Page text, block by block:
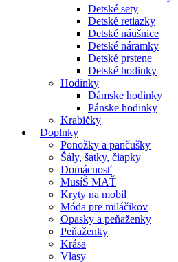
Detské sety
Detské retiazky
Detské náušnice
Detské náramky
Detské prstene
Detské hodinky
Hodinky
Dámske hodinky
Pánske hodinky
Krabičky
Doplnky
Ponožky a pančušky
Šály, šatky, čiapky
Domácnosť
MusíŠ MAŤ
Kryty na mobil
Móda pre miláčikov
Opasky a peňaženky
Peňaženky
Krása
Vlasy